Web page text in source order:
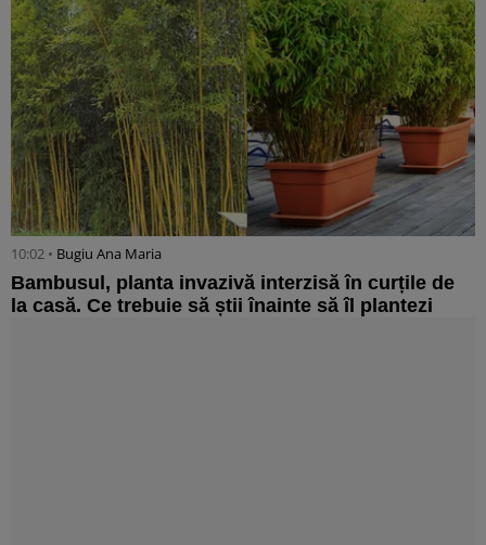
10:02 • Bugiu ⁠Ana Maria
Bambusul, planta invazivă interzisă în curțile de
la casă. Ce trebuie să știi înainte să îl plantezi